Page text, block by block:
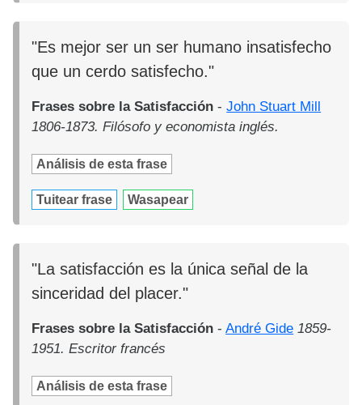
"Es mejor ser un ser humano insatisfecho
que un cerdo satisfecho."
Frases sobre la Satisfacción -John Stuart Mill
1806-1873. Filósofo y economista inglés.
Análisis de esta frase
Tuitear frase Wasapear
"La satisfacción es la única señal de la
sinceridad del placer."
Frases sobre la Satisfacción -André Gide 1859-
1951. Escritor francés
Análisis de esta frase